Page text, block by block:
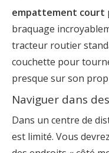
empattement court
braquage
tracteur routier
couchette pour
presque sur son
Naviguer dans
Dans un centre de
est limité. Vous